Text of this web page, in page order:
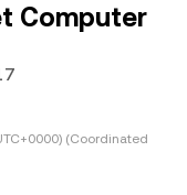
Computer
(Coordinated